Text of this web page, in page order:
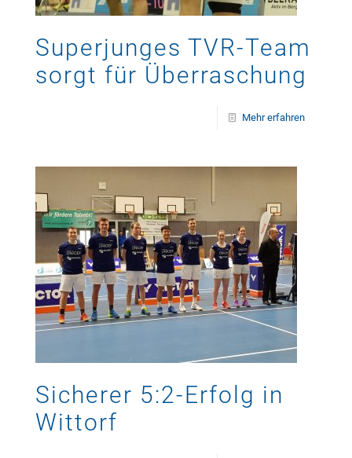
Superjunges TVR-Team
sorgt für Überraschung
Mehr erfahren
Sicherer 5:2-Erfolg in
Wittorf